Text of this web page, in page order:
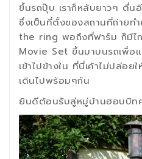
ขึ้นรถปุ๊บ เราก็หลับยาวๆ ตื่น
ซึ่งเป็นที่ตั้งของสถานที่ถ่ายท
the ring พอถึงที่ฟาร์ม ก็มีไ
Movie Set ขึ้นมาบนรถเพื่อแ
เข้าไปข้างใน ที่นี่เค้าไม่ปล่อย
เดินไปพร้อมๆกัน
ยินดีต้อนรับสู่หมู่บ้านฮอบบิท